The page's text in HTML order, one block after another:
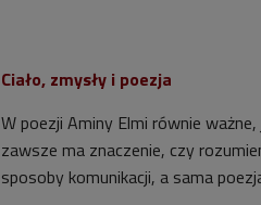
Ciało, zmysły i poezja
W poezji Aminy Elmi równie
zawsze ma znaczenie, czy
sposoby komunikacji, a sama